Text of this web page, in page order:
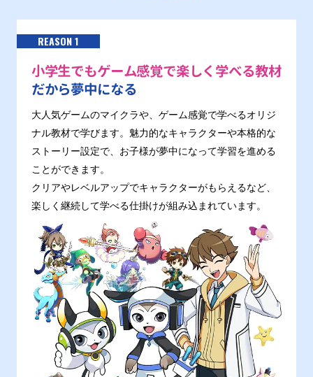
REASON 1
小学生でもゲーム感覚で楽しく学べる教材
だから夢中になる
大人気ゲームのマイクラや、ゲーム感覚で学べるオリジ
ナル教材で学びます。魅力的なキャラクターや本格的な
ストーリー設定で、お子様が夢中になって学習を進める
ことができます。
クリアやレベルアップでキャラクターがもらえるなど、
楽しく継続して学べる仕掛けが組み込まれています。